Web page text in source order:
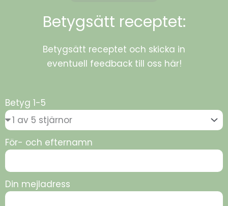
Betygsätt receptet:
Betygsätt receptet och skicka in
eventuell feedback till oss här!
Betyg 1-5
För- och efternamn
Din mejladress